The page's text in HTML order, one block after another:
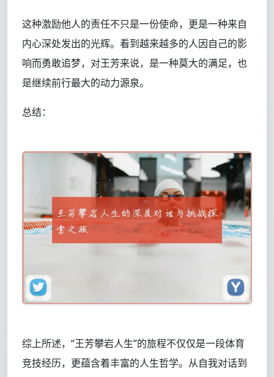
这种激励他人的责任不只是一份使命，更是一种来自
内心深处发出的光辉。看到越来越多的人因自己的影
响而勇敢追梦，对王芳来说，是一种莫大的满足，也
是继续前行最大的动力源泉。
总结：
综上所述，“王芳攀岩人生”的旅程不仅仅是一段体育
竞技经历，更蕴含着丰富的人生哲学。从自我对话到